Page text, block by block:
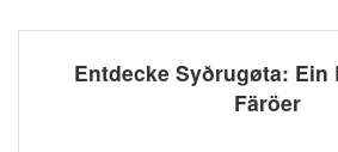
Entdecke Syðrugøta: Ein
Färöer